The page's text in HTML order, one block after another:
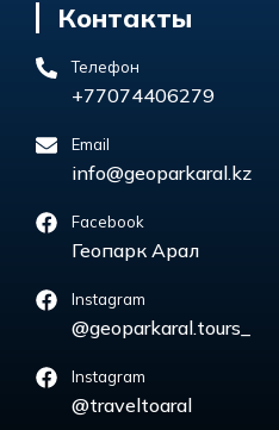
Контакты
Телефон
+77074406279
Email
info@geoparkaral.kz
Facebook
Геопарк Арал
Instagram
@geoparkaral.tours_
Instagram
@traveltoaral